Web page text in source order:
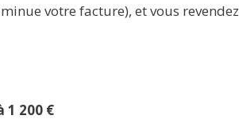
votre facture), et vous revendez
1 200 €